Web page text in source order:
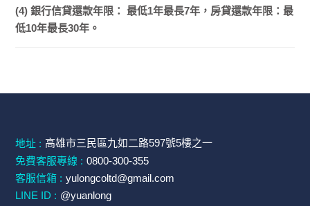
(4) 銀行信貸還款年限： 最低1年最長7年，房貸還款年限：最
低10年最長30年。
地址 : 高雄市三民區九如二路597號5樓之一
免費客服專線 : 0800-300-355
客服信箱 : yulongcoltd@gmail.com
LINE ID : @yuanlong